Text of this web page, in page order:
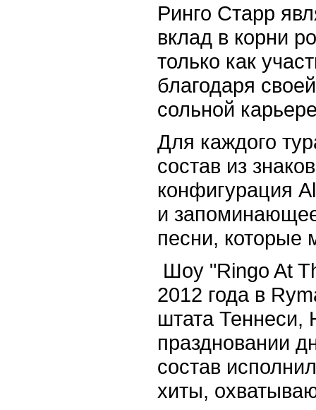
Ринго Старр
вклад в корни
только как
благодаря
сольной
Для каждого
состав из
конфигурация
и
песни,
Шоу "Ringo At
2012 года в
штата
праздновании
состав
хиты,